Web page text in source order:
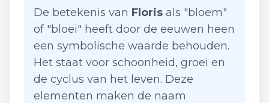
De betekenis van Floris als "bloem"
of "bloei" heeft door de eeuwen heen
een symbolische waarde behouden.
Het staat voor schoonheid, groei en
de cyclus van het leven. Deze
elementen maken de naam